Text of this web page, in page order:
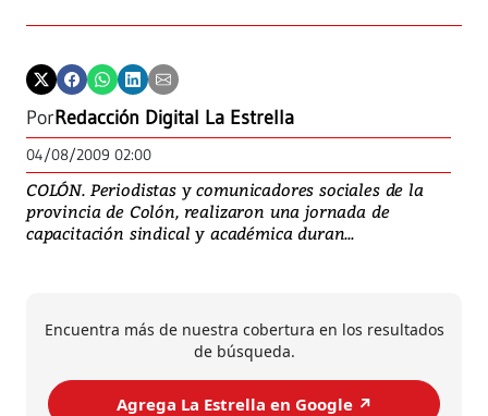
PorRedacción Digital La Estrella
04/08/2009 02:00
COLÓN. Periodistas y comunicadores sociales de la
provincia de Colón, realizaron una jornada de
capacitación sindical y académica duran...
Encuentra más de nuestra cobertura en los resultados
de búsqueda.
Agrega La Estrella en Google ↗️